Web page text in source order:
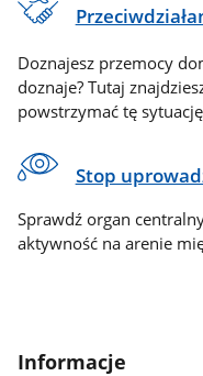
Doznajesz przemocy
doznaje? Tutaj
powstrzymać tę
Stop
Sprawdź organ
aktywność na arenie
Informacje